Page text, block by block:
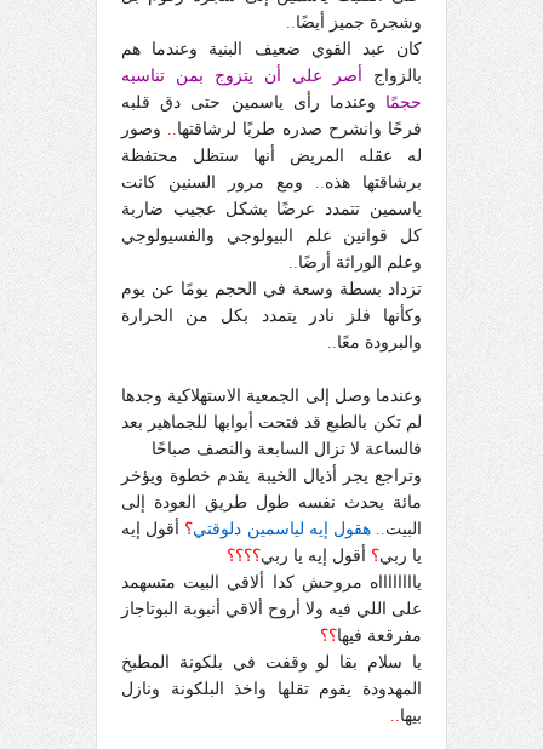
وشجرة جميز أيضًا..
كان عبد القوي ضعيف البنية وعندما هم
بالزواج
أصر على أن يتزوج بمن تناسبه
حجمًا وعندما رأى ياسمين حتى دق قلبه
فرحًا وانشرح صدره طربًا لرشاقتها.. وصور
له عقله المريض أنها ستظل محتفظة
برشاقتها هذه.. ومع مرور السنين كانت
ياسمين تتمدد عرضًا بشكل عجيب ضاربة
كل قوانين علم البيولوجي والفسيولوجي
وعلم الوراثة أرضًا..
تزداد بسطة وسعة في الحجم يومًا عن يوم
وكأنها فلز نادر يتمدد بكل من الحرارة
والبرودة معًا..
وعندما وصل إلى الجمعية الاستهلاكية وجدها
لم تكن بالطبع قد فتحت أبوابها للجماهير بعد
فالساعة لا تزال السابعة والنصف صباحًا
وتراجع يجر أذيال الخيبة يقدم خطوة ويؤخر
مائة يحدث نفسه طول طريق العودة إلى
البيت.. هقول إيه لياسمين دلوقتي؟ أقول إيه
يا ربي؟ أقول إيه يا ربي؟؟؟؟
يااااااااه مروحش كدا ألاقي البيت متسهمد
على اللي فيه ولا أروح ألاقي أنبوبة البوتاجاز
مفرقعة فيها؟؟
يا سلام بقا لو وقفت في بلكونة المطبخ
المهدودة يقوم تقلها واخذ البلكونة ونازل
بيها..